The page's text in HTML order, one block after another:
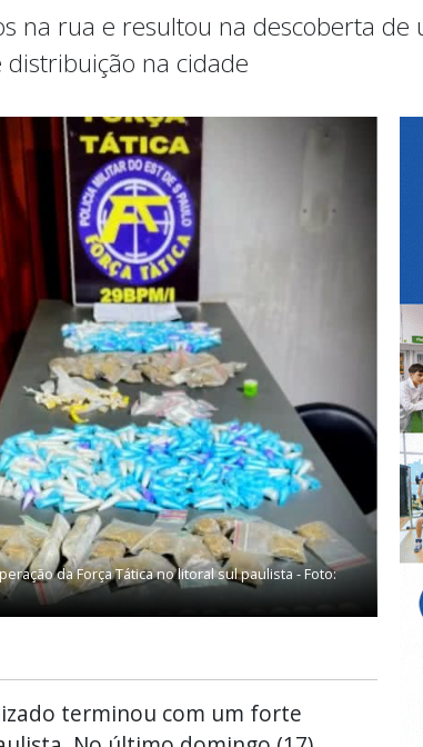
na rua e resultou na descoberta de
distribuição na cidade
da Força Tática no litoral sul paulista - Foto:
terminou com um forte